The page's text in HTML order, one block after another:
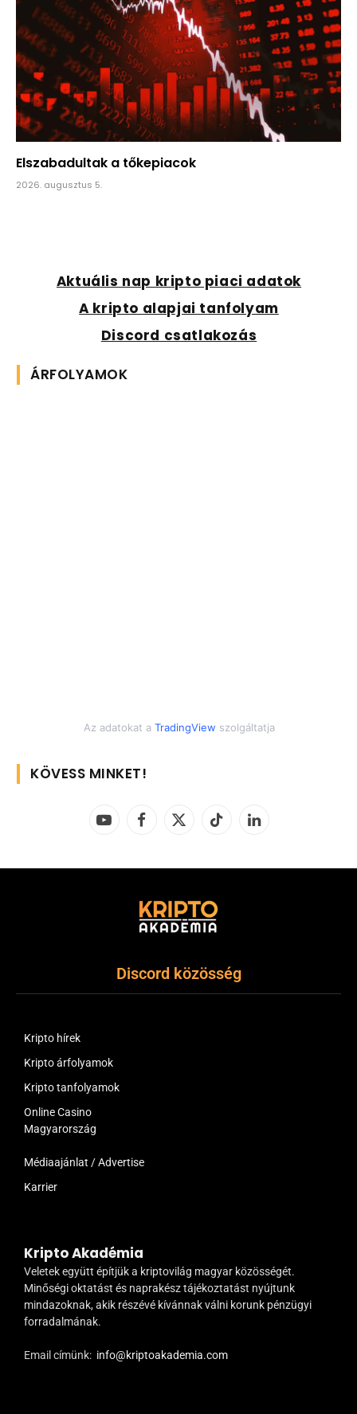
Elszabadultak a tőkepiacok
2026. augusztus 5.
Aktuális nap kripto piaci adatok
A kripto alapjai tanfolyam
Discord csatlakozás
ÁRFOLYAMOK
Az adatokat a TradingView szolgáltatja
KÖVESS MINKET!
YouTubeFacebook
X
TikTok LinkedIn
Discord közösség
Kripto hírek
Kripto árfolyamok
Kripto tanfolyamok
Online Casino
Magyarország
Médiaajánlat / Advertise
Karrier
Kripto Akadémia
Veletek együtt építjük a kriptovilág magyar közösségét.
Minőségi oktatást és naprakész tájékoztatást nyújtunk
mindazoknak, akik részévé kívánnak válni korunk pénzügyi
forradalmának.
Email címünk: info@kriptoakademia.com